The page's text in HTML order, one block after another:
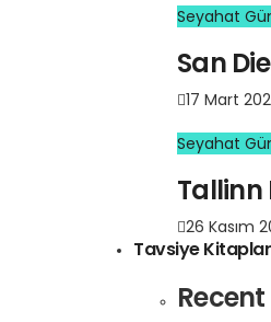
Seyahat
San
17 Mart
Seyahat
Tallinn
26 Kasım
Tavsiye Kitaplar